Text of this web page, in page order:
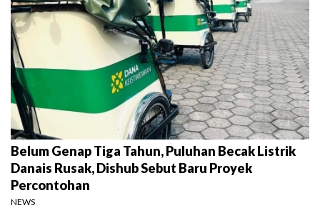
Belum Genap Tiga Tahun, Puluhan Becak Listrik
Danais Rusak, Dishub Sebut Baru Proyek
Percontohan
NEWS